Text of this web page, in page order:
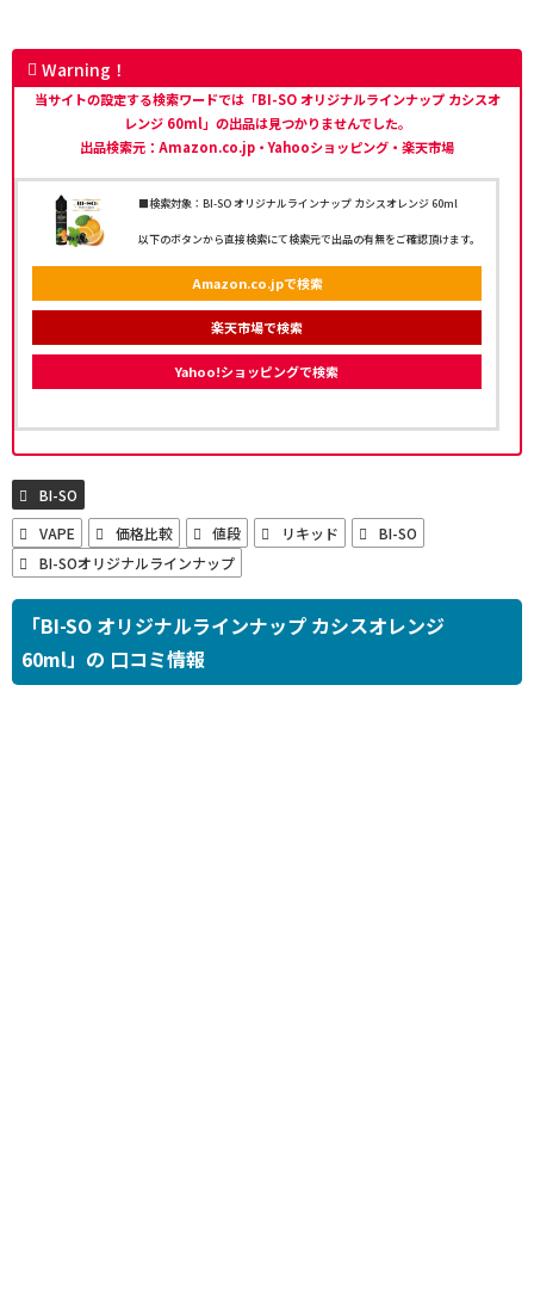
Warning！
当サイトの設定する検索ワードでは「BI-SO オリジナルラインナップ カシスオ
レンジ 60ml」の出品は見つかりませんでした。
出品検索元：Amazon.co.jp・Yahooショッピング・楽天市場
■検索対象：BI-SO オリジナルラインナップ カシスオレンジ 60ml
以下のボタンから直接検索にて検索元で出品の有無をご確認頂けます。
Amazon.co.jpで検索
楽天市場で検索
Yahoo!ショッピングで検索
BI-SO
VAPE
価格比較 値段 リキッド
BI-SO
BI-SOオリジナルラインナップ
「BI-SO オリジナルラインナップ カシスオレンジ
60ml」の 口コミ情報